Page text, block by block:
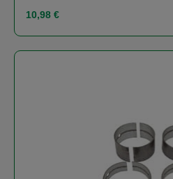
Regulärer Preis:
10,98 €